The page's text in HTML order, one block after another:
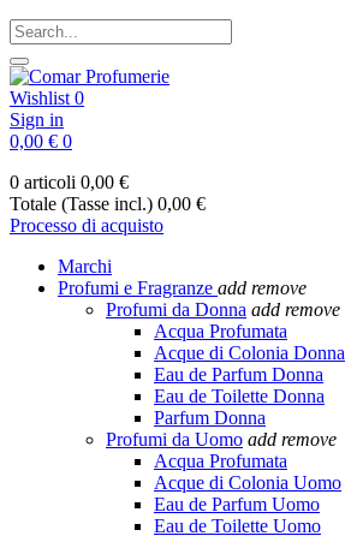
Wishlist 0
Sign in
0,00 € 0
0 articoli 0,00 €
Totale (Tasse incl.) 0,00 €
Processo di acquisto
Marchi
Profumi e Fragranze add remove
Profumi da Donna add remove
Acqua Profumata
Acque di Colonia Donna
Eau de Parfum Donna
Eau de Toilette Donna
Parfum Donna
Profumi da Uomo add remove
Acqua Profumata
Acque di Colonia Uomo
Eau de Parfum Uomo
Eau de Toilette Uomo